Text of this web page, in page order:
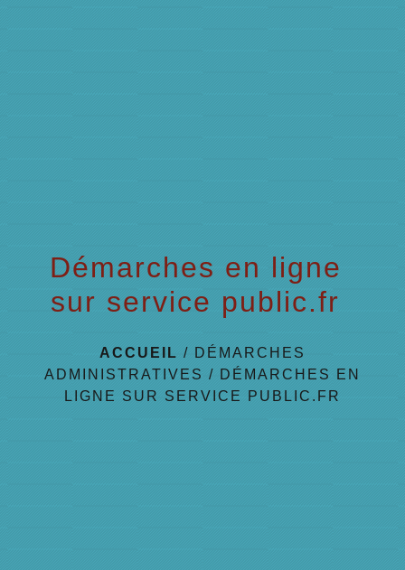
Démarches en ligne
sur service public.fr
ACCUEIL / DÉMARCHES
ADMINISTRATIVES / DÉMARCHES EN
LIGNE SUR SERVICE PUBLIC.FR